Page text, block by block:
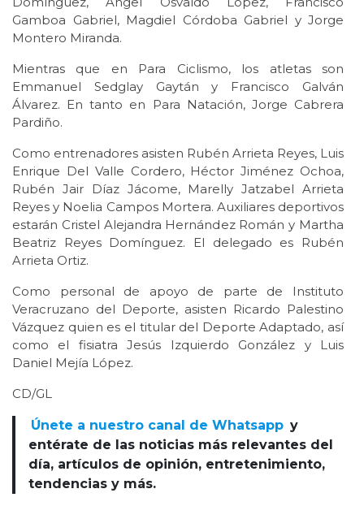
Gamboa Gabriel, Magdiel Córdoba Gabriel y Jorge
Montero Miranda.
Mientras que en Para Ciclismo, los atletas son
Emmanuel Sedglay Gaytán y Francisco Galván
Álvarez. En tanto en Para Natación, Jorge Cabrera
Pardiño.
Como entrenadores asisten Rubén Arrieta Reyes, Luis
Enrique Del Valle Cordero, Héctor Jiménez Ochoa,
Rubén Jair Díaz Jácome, Marelly Jatzabel Arrieta
Reyes y Noelia Campos Mortera. Auxiliares deportivos
estarán Cristel Alejandra Hernández Román y Martha
Beatriz Reyes Domínguez. El delegado es Rubén
Arrieta Ortiz.
Como personal de apoyo de parte de Instituto
Veracruzano del Deporte, asisten Ricardo Palestino
Vázquez quien es el titular del Deporte Adaptado, así
como el fisiatra Jesús Izquierdo González y Luis
Daniel Mejía López.
CD/GL
Únete a nuestro canal de Whatsapp y
entérate de las noticias más relevantes del
día, artículos de opinión, entretenimiento,
tendencias y más.